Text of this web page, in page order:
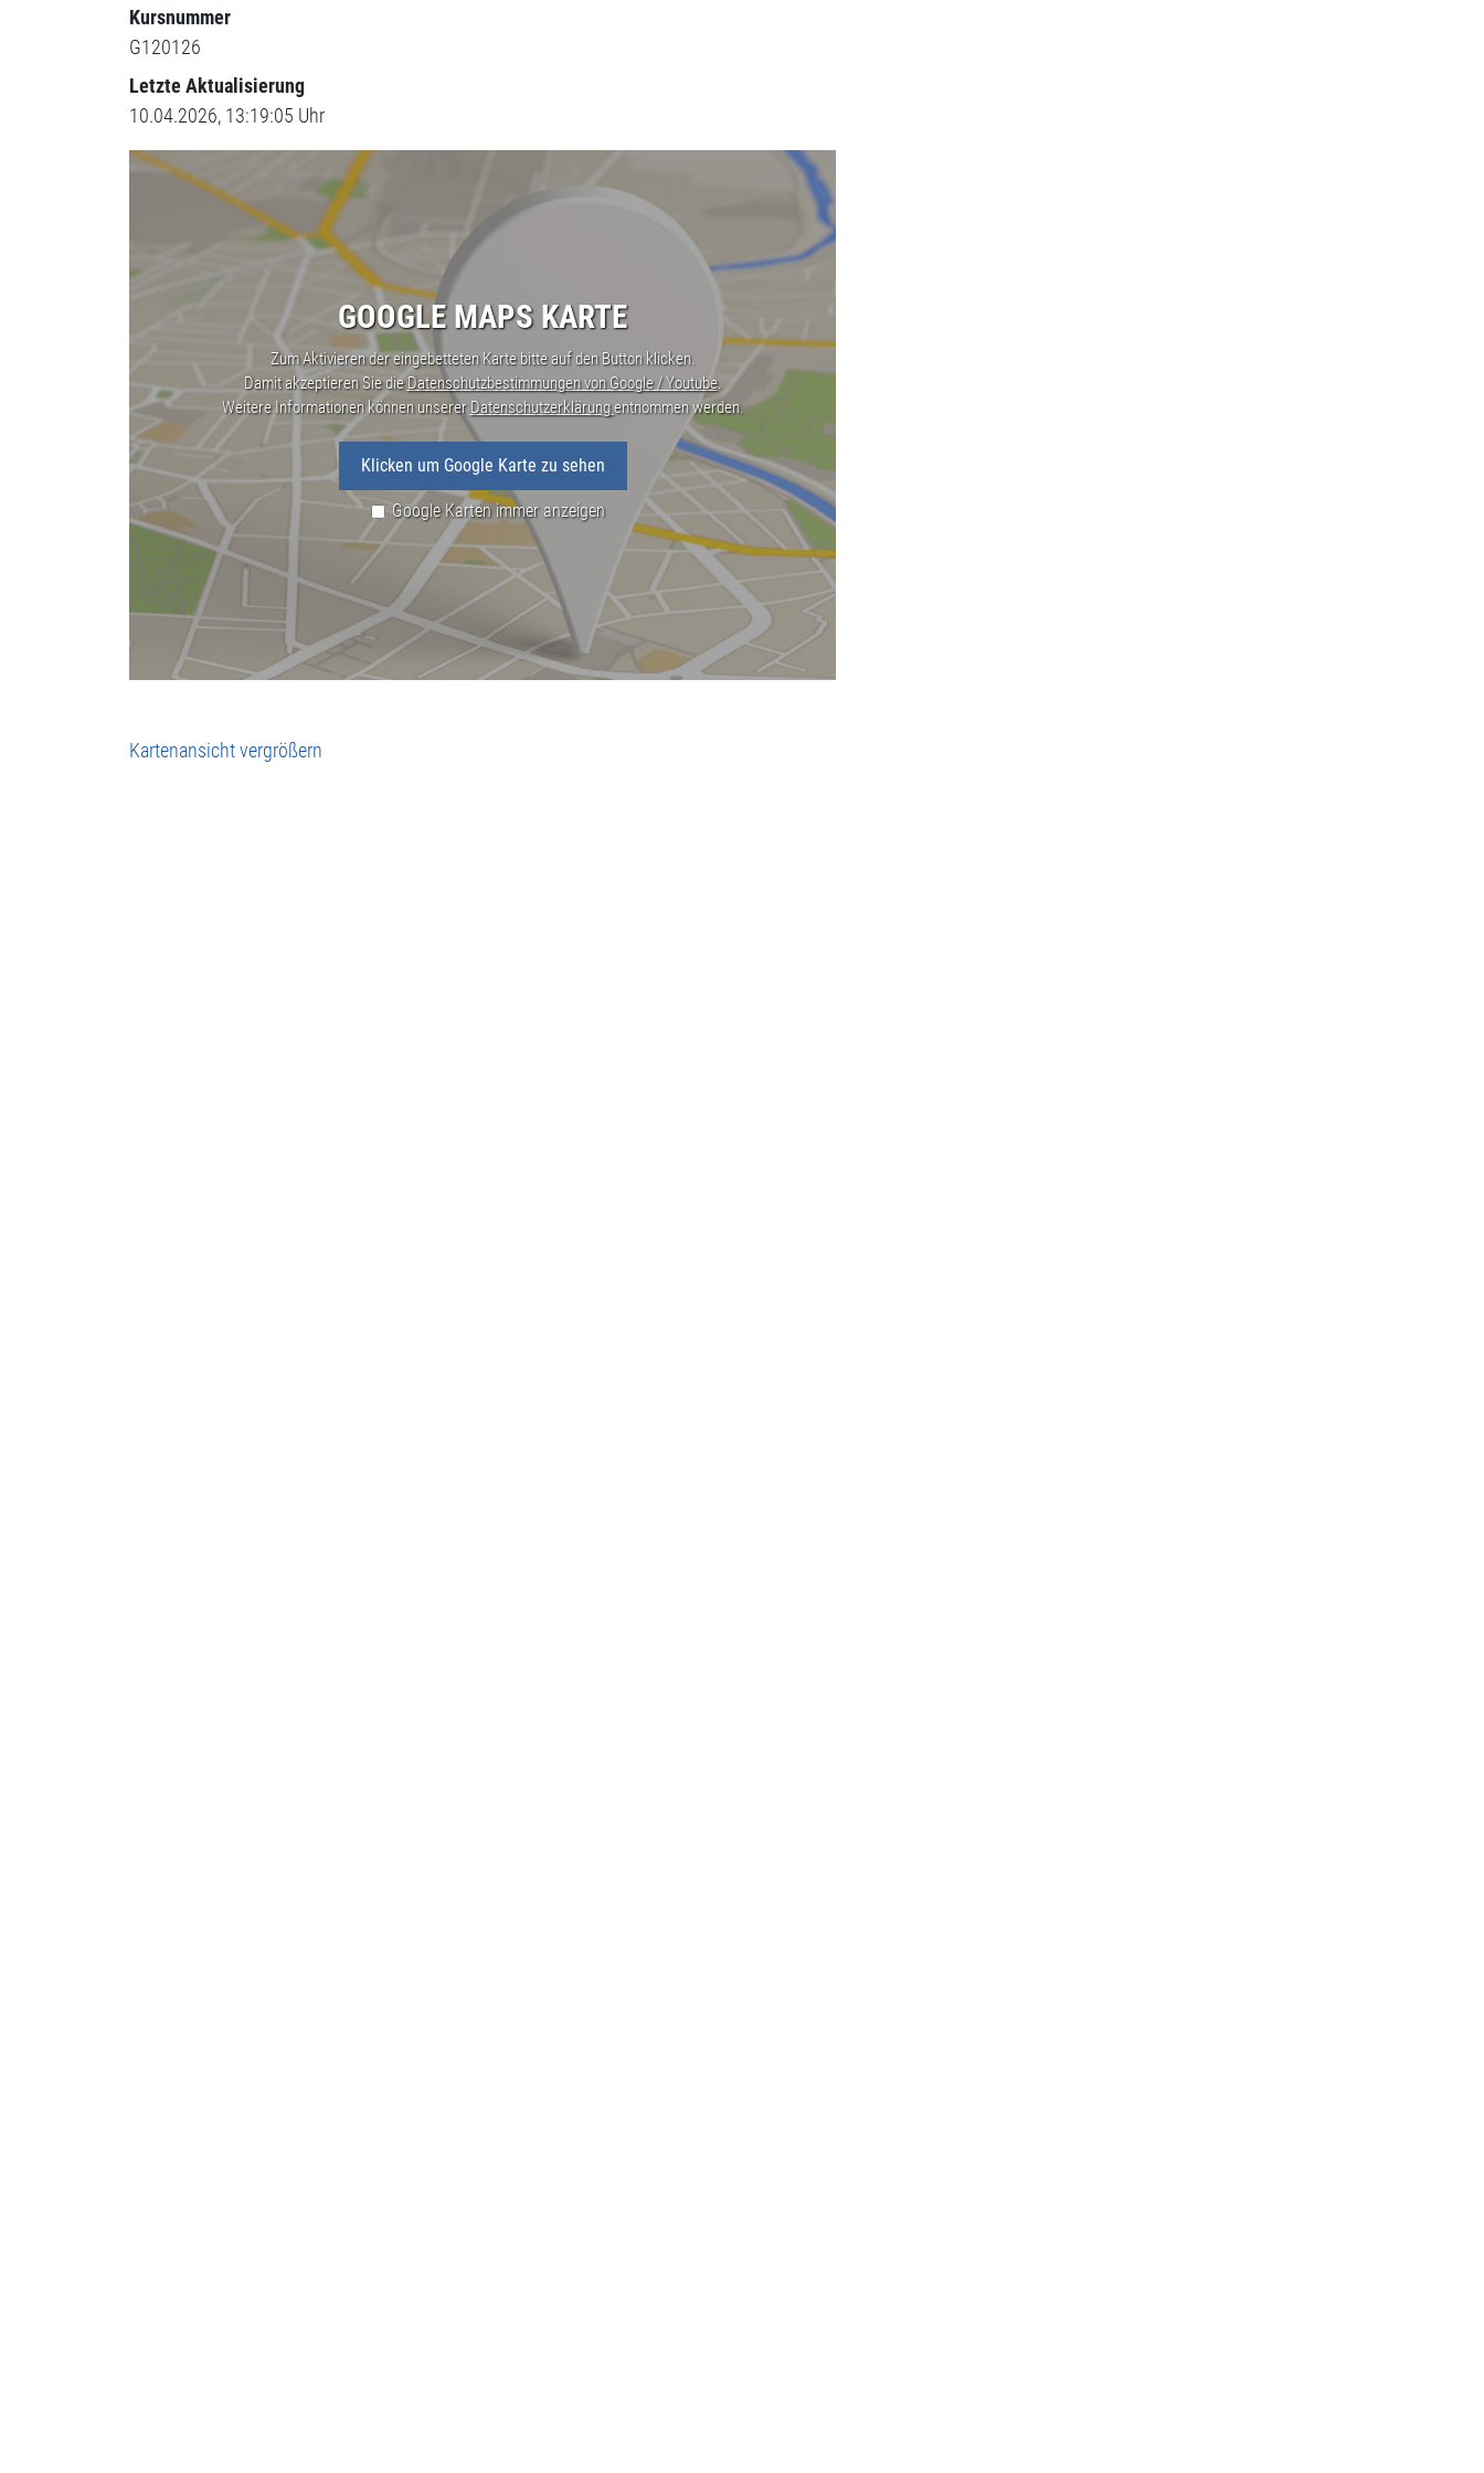
Kursnummer
G120126
Letzte Aktualisierung
10.04.2026, 13:19:05 Uhr
GOOGLE MAPS KARTE
Zum Aktivieren der eingebetteten Karte bitte auf den Button klicken.
Damit akzeptieren Sie dieDatenschutzbestimmungen von Google / Youtube.
Weitere Informationen können unsererDatenschutzerklärungentnommen werden.
Klicken um Google Karte zu sehen
Google Karten immer anzeigen
Kartenansicht vergrößern